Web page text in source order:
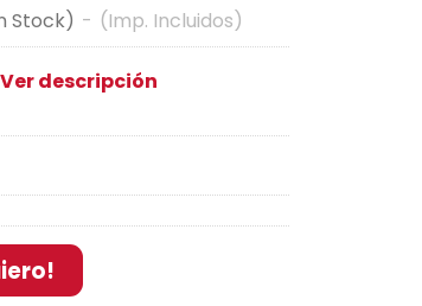
Stock) - (Imp. Incluidos)
Ver descripción